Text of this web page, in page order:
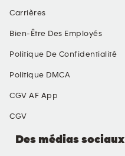
Carrières
Bien-Être Des Employés
Politique De Confidentialité
Politique DMCA
CGV AF App
CGV
Des médias sociaux